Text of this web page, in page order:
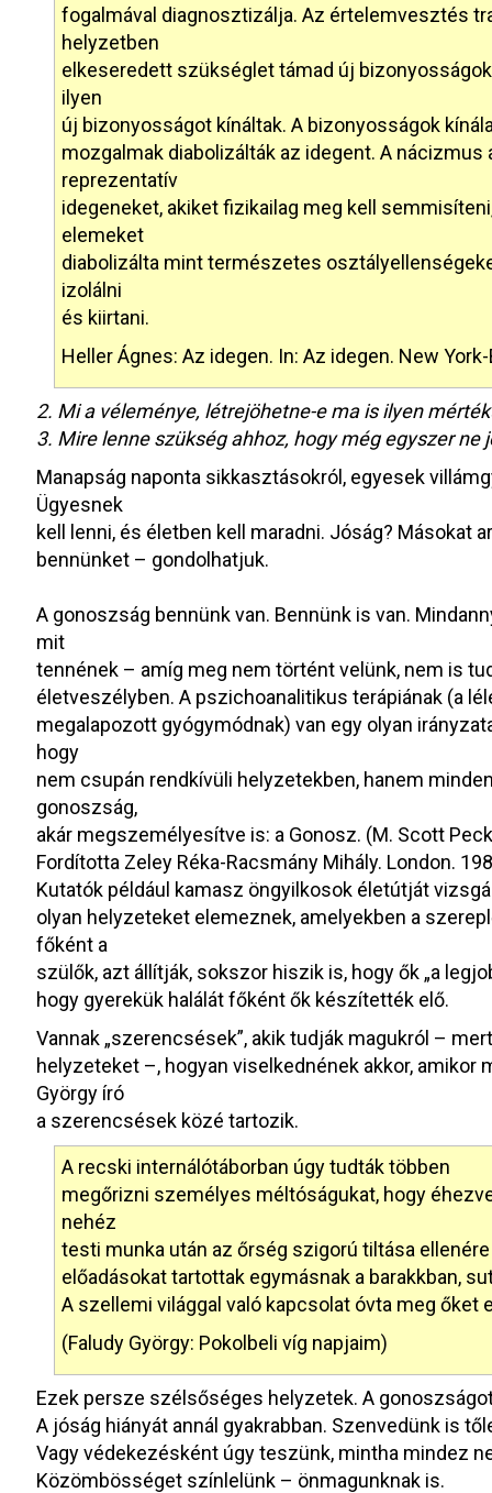
fogalmával diagnosztizálja. Az értelemvesztés
helyzetben
elkeseredett szükséglet támad új
ilyen
új bizonyosságot kínáltak. A bizonyosságok
mozgalmak diabolizálták az idegent. A
reprezentatív
idegeneket, akiket fizikailag meg kell
elemeket
diabolizálta mint természetes
izolálni
és kiirtani.
Heller Ágnes: Az idegen. In: Az idegen. New
2. Mi a véleménye, létrejöhetne-e ma is ilyen
3. Mire lenne szükség ahhoz, hogy még egyszer ne
Manapság naponta sikkasztásokról, egyesek
Ügyesnek
kell lenni, és életben kell maradni. Jóság? Másokat
bennünket – gondolhatjuk.
A gonoszság bennünk van. Bennünk is van.
mit
tennének – amíg meg nem történt velünk, nem is
életveszélyben. A pszichoanalitikus terápiának (a
megalapozott gyógymódnak) van egy olyan
hogy
nem csupán rendkívüli helyzetekben, hanem
gonoszság,
akár megszemélyesítve is: a Gonosz. (M. Scott
Fordította Zeley Réka-Racsmány Mihály. London.
Kutatók például kamasz öngyilkosok életútját
olyan helyzeteket elemeznek, amelyekben a
főként a
szülők, azt állítják, sokszor hiszik is, hogy ők „a
hogy gyerekük halálát főként ők készítették elő.
Vannak „szerencsések”, akik tudják magukról –
helyzeteket –, hogyan viselkednének akkor, amikor
György író
a szerencsések közé tartozik.
A recski internálótáborban úgy tudták többen
megőrizni személyes méltóságukat, hogy
nehéz
testi munka után az őrség szigorú tiltása
előadásokat tartottak egymásnak a barakkban,
A szellemi világgal való kapcsolat óvta meg
(Faludy György: Pokolbeli víg napjaim)
Ezek persze szélsőséges helyzetek. A
A jóság hiányát annál gyakrabban. Szenvedünk is
Vagy védekezésként úgy teszünk, mintha mindez
Közömbösséget színlelünk – önmagunknak is.